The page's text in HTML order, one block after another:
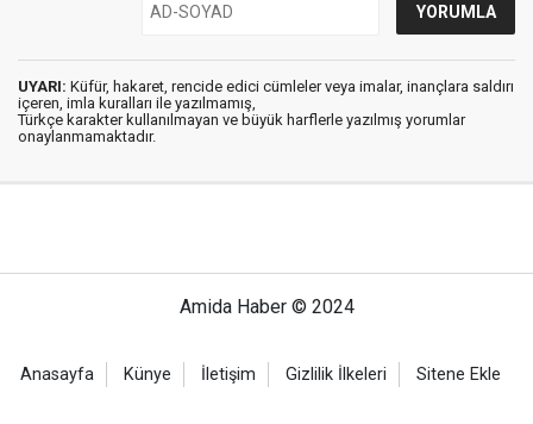
UYARI: Küfür, hakaret, rencide edici cümleler veya imalar, inançlara saldırı
içeren, imla kuralları ile yazılmamış,
Türkçe karakter kullanılmayan ve büyük harflerle yazılmış yorumlar
onaylanmamaktadır.
Amida Haber © 2024
Anasayfa Künye İletişim Gizlilik İlkeleri Sitene Ekle